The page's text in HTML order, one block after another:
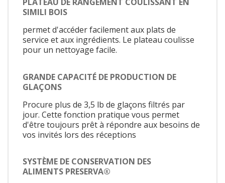
PLATEAU DE RANGEMENT COULISSANT EN
SIMILI BOIS
permet d'accéder facilement aux plats de
service et aux ingrédients. Le plateau coulisse
pour un nettoyage facile.
GRANDE CAPACITÉ DE PRODUCTION DE
GLAÇONS
Procure plus de 3,5 lb de glaçons filtrés par
jour. Cette fonction pratique vous permet
d'être toujours prêt à répondre aux besoins de
vos invités lors des réceptions
SYSTÈME DE CONSERVATION DES
ALIMENTS PRESERVA®